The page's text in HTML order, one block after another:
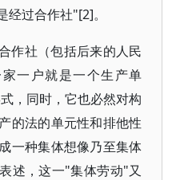
过合作社"[2]。
作社（包括后来的人民
一户就是一个生产单
，同时，它也必然对构
的法的单元性和排他性
一种集体想像乃至集体
述，这一"集体劳动"又